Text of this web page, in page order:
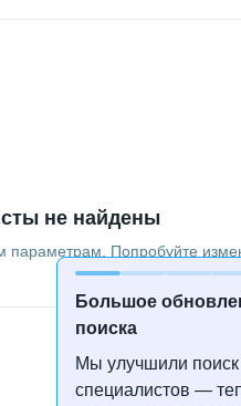
Большое
поиска
Мы улучшили поиск
специалистов —
не найдены
Попробуйте